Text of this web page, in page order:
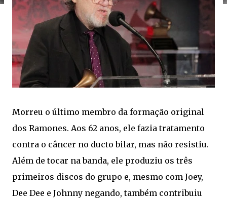
Morreu o último membro da formação original
dos Ramones. Aos 62 anos, ele fazia tratamento
contra o câncer no ducto bilar, mas não resistiu.
Além de tocar na banda, ele produziu os três
primeiros discos do grupo e, mesmo com Joey,
Dee Dee e Johnny negando, também contribuiu